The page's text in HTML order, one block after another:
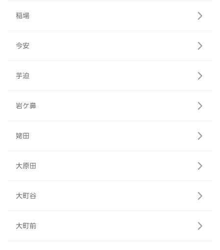
稲場
今安
芋迫
岩ケ鼻
姥田
大原田
大町谷
大町前